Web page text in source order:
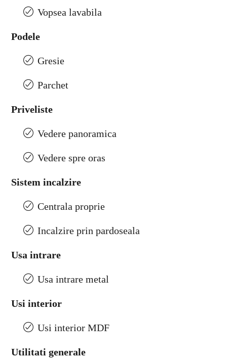
Vopsea lavabila
Podele
Gresie
Parchet
Priveliste
Vedere panoramica
Vedere spre oras
Sistem incalzire
Centrala proprie
Incalzire prin pardoseala
Usa intrare
Usa intrare metal
Usi interior
Usi interior MDF
Utilitati generale